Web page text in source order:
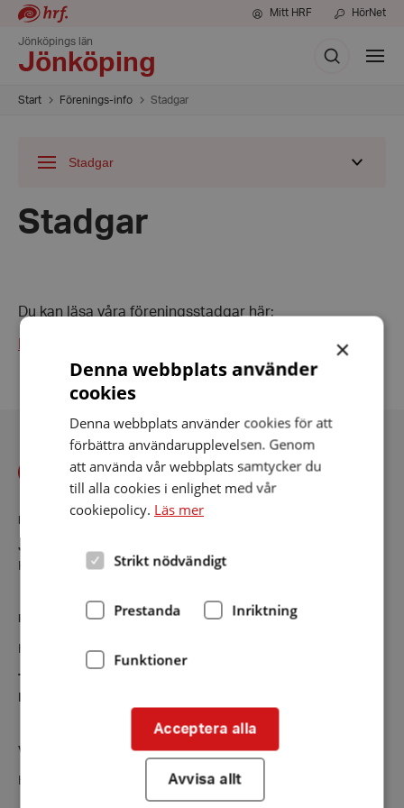
Mitt HRF HörNet
Jönköpings län
Jönköping
Sök
Visa
meny
Start Förenings-info Stadgar
Stadgar
Du kan läsa våra föreningsstadgar här:
Visa
Stadgar
Jönköping
Kontaktsida
RIKSFÖRBUNDET
Hörselskadades Riksförbund (HRF)
Tel:
VÅRA VERKSAMHETER
Hörsellinjen - vår rådgivningstjänst
×
Denna webbplats använder
cookies
Denna webbplats använder cookies för att
förbättra användarupplevelsen. Genom
att använda vår webbplats samtycker du
till alla cookies i enlighet med vår
cookiepolicy. Läs mer
Strikt nödvändigt
Prestanda Inriktning
Funktioner
Acceptera alla
Avvisa allt